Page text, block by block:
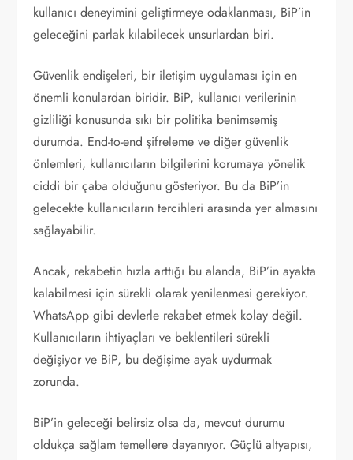
kullanıcı deneyimini geliştirmeye odaklanması, BiP’in
geleceğini parlak kılabilecek unsurlardan biri.
Güvenlik endişeleri, bir iletişim uygulaması için en
önemli konulardan biridir. BiP, kullanıcı verilerinin
gizliliği konusunda sıkı bir politika benimsemiş
durumda. End-to-end şifreleme ve diğer güvenlik
önlemleri, kullanıcıların bilgilerini korumaya yönelik
ciddi bir çaba olduğunu gösteriyor. Bu da BiP’in
gelecekte kullanıcıların tercihleri arasında yer almasını
sağlayabilir.
Ancak, rekabetin hızla arttığı bu alanda, BiP’in ayakta
kalabilmesi için sürekli olarak yenilenmesi gerekiyor.
WhatsApp gibi devlerle rekabet etmek kolay değil.
Kullanıcıların ihtiyaçları ve beklentileri sürekli
değişiyor ve BiP, bu değişime ayak uydurmak
zorunda.
BiP’in geleceği belirsiz olsa da, mevcut durumu
oldukça sağlam temellere dayanıyor. Güçlü altyapısı,